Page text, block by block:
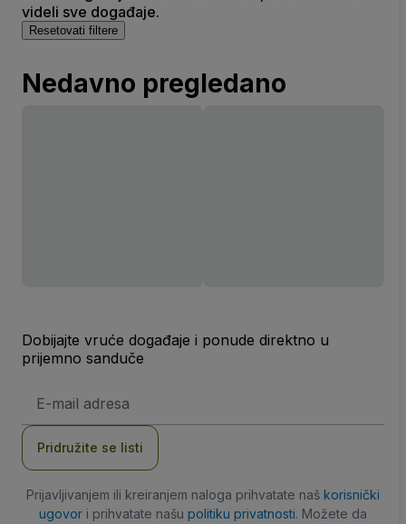
videli sve događaje.
Resetovati filtere
Nedavno pregledano
Dobijajte vruće događaje i ponude direktno u
prijemno sanduče
mail
Pridružite se listi
Prijavljivanjem ili kreiranjem naloga prihvatate naš korisnički
ugovor i prihvatate našu politiku privatnosti. Možete da